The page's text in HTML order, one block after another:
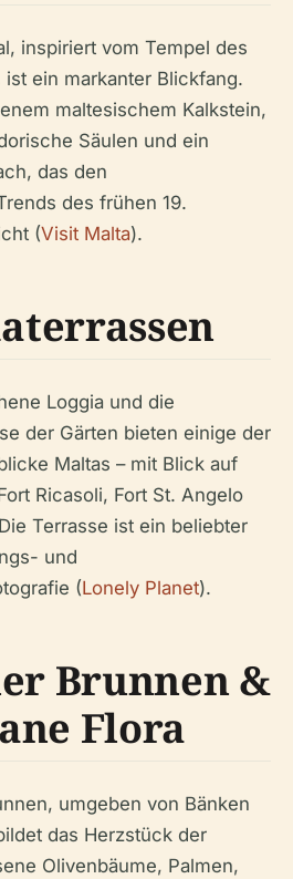
inspiriert vom Tempel des
ein markanter Blickfang.
maltesischem Kalkstein,
Säulen und ein
das den
des frühen 19.
(Visit Malta).
Loggia und die
der Gärten bieten einige der
Maltas – mit Blick auf
Ricasoli, Fort St. Angelo
Terrasse ist ein beliebter
und
(Lonely Planet).
Brunnen &
Flora
umgeben von Bänken
das Herzstück der
Olivenbäume, Palmen,